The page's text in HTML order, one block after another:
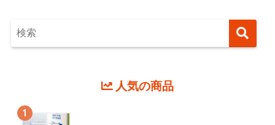
人気の商品
1